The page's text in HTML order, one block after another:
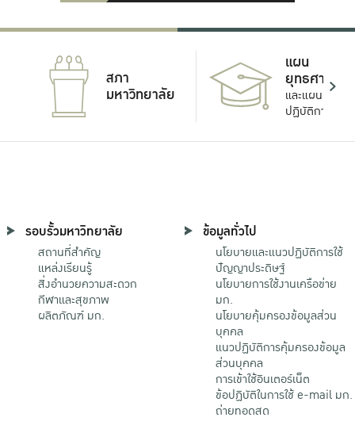
สภา
มหาวิทยาลัย
แผน
ยุทธศาสตร์
และแผน
ปฏิบัติการ
รอบรั้วมหาวิทยาลัย
สถานที่สำคัญ
แหล่งเรียนรู้
สิ่งอำนวยความสะดวก
กีฬาและสุขภาพ
ผลิตภัณฑ์ มก.
ข้อมูลทั่วไป
นโยบายและแนวปฏิบัติการใช้
ปัญญาประดิษฐ์
นโยบายการใช้งานเครือข่าย
มก.
นโยบายคุ้มครองข้อมูลส่วน
บุคคล
แนวปฏิบัติการคุ้มครองข้อมูล
ส่วนบุคคล
การเข้าใช้อินเตอร์เน็ต
ข้อปฏิบัติในการใช้ e-mail มก.
ถ่ายทอดสด